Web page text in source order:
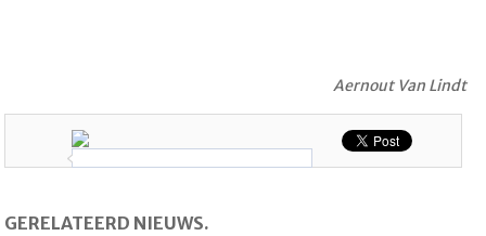
Aernout Van Lindt
GERELATEERD NIEUWS.